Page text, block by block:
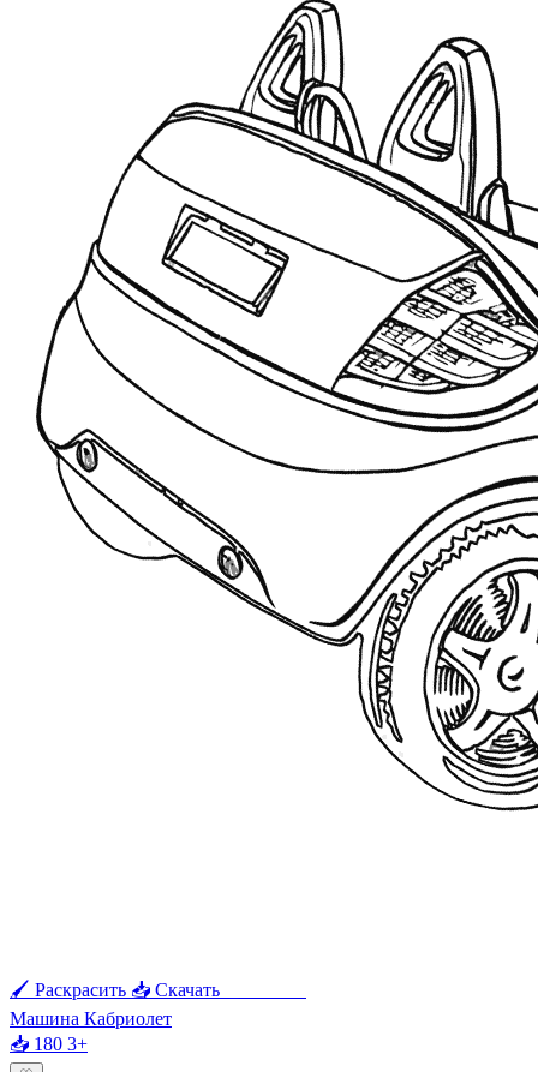
🖌 Раскрасить 📥 Скачать
Машина Кабриолет
📥 180 3+